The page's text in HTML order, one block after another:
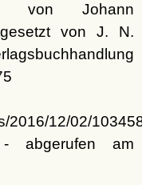
von Johann
von J. N.
2016/12/02/
- abgerufen am